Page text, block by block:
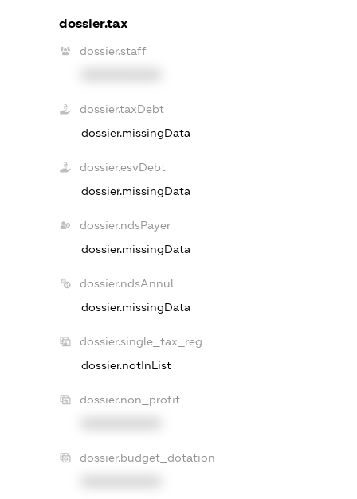
dossier.tax
dossier.staff
dossier.taxDebt
dossier.missingData
dossier.esvDebt
dossier.missingData
dossier.ndsPayer
dossier.missingData
dossier.ndsAnnul
dossier.missingData
dossier.single_tax_reg
dossier.notInList
dossier.non_profit
dossier.budget_dotation